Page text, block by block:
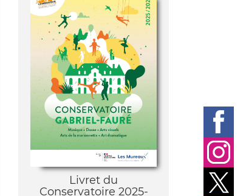
Livret du
Conservatoire 2025-